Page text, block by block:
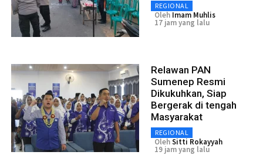
REGIONAL
Oleh Imam Muhlis
17 jam yang lalu
Relawan PAN
Sumenep Resmi
Dikukuhkan, Siap
Bergerak di tengah
Masyarakat
REGIONAL
OlehSitti Rokayyah
19 jam yang lalu